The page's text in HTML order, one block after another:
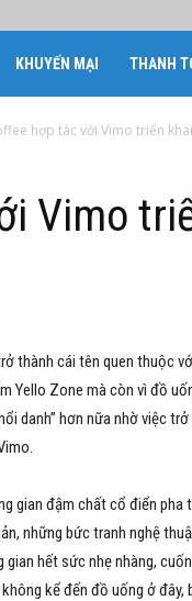
KHUYẾN MẠI THANH
hợp tác với Vimo triển
Vimo
thành cái tên quen thuộc
Yello Zone mà còn vì đồ
danh” hơn nữa nhờ việc
gian đậm chất cổ điển pha
những bức tranh nghệ
hết sức nhẹ nhàng,
kể đến đồ uống ở đây,